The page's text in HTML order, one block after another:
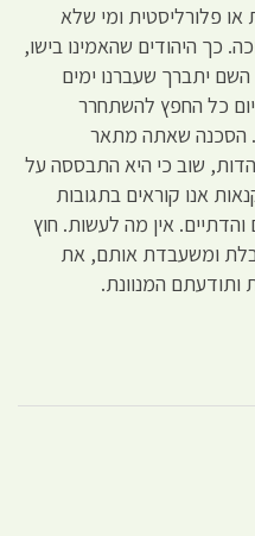
או פלורליסטית ומי שלא
כך היהודים שהאמינו בישו,
השם יתברך שעברנו ימים
כל החפץ להשתחרר
הסכנה שאתה מתאר
שוב כי היא התבססה על
אנו קוראים בתגובות
אין מה לעשות. חוץ
ומשעבדת אותם, את
המנוונת.